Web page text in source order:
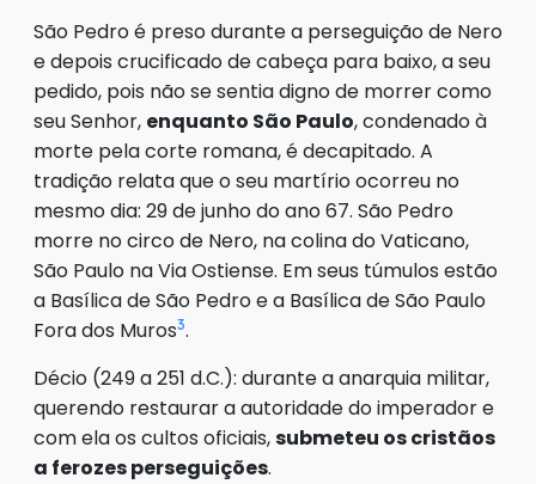
São Pedro é preso durante a perseguição de Nero
e depois crucificado de cabeça para baixo, a seu
pedido, pois não se sentia digno de morrer como
seu Senhor, enquanto São Paulo, condenado à
morte pela corte romana, é decapitado. A
tradição relata que o seu martírio ocorreu no
mesmo dia: 29 de junho do ano 67. São Pedro
morre no circo de Nero, na colina do Vaticano,
São Paulo na Via Ostiense. Em seus túmulos estão
a Basílica de São Pedro e a Basílica de São Paulo
Fora dos Muros3.
Décio (249 a 251 d.C.): durante a anarquia militar,
querendo restaurar a autoridade do imperador e
com ela os cultos oficiais,submeteu os cristãos
a ferozes perseguições.